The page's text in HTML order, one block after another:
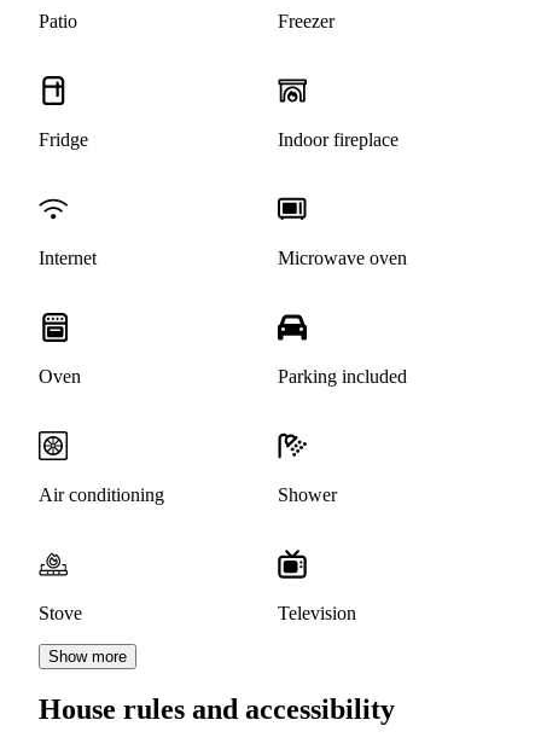
Patio Freezer
Fridge Indoor fireplace
Internet Microwave oven
Oven Parking included
Air conditioning Shower
Stove Television
Show more
House rules and accessibility